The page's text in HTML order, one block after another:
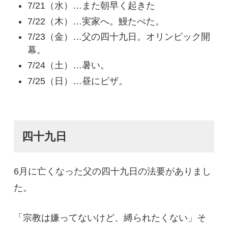
7/21（水）…また朝早く起きた
7/22（木）…実家へ。鰻たべた。
7/23（金）…父の四十九日。オリンピック開
幕。
7/24（土）…暑い。
7/25（日）…昼にピザ。
四十九日
6月に亡くなった父の四十九日の法要がありまし
た。
「宗教は嫌ってないけど、縛られたくない」そ